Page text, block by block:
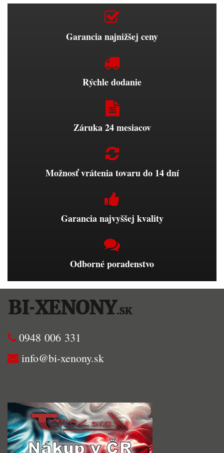
Garancia najnižšej ceny
Rýchle dodanie
Záruka 24 mesiacov
Možnosť vrátenia tovaru do 14 dní
Garancia najvyššej kvality
Odborné poradenstvo
0948 006 331
info@bi-xenony.sk